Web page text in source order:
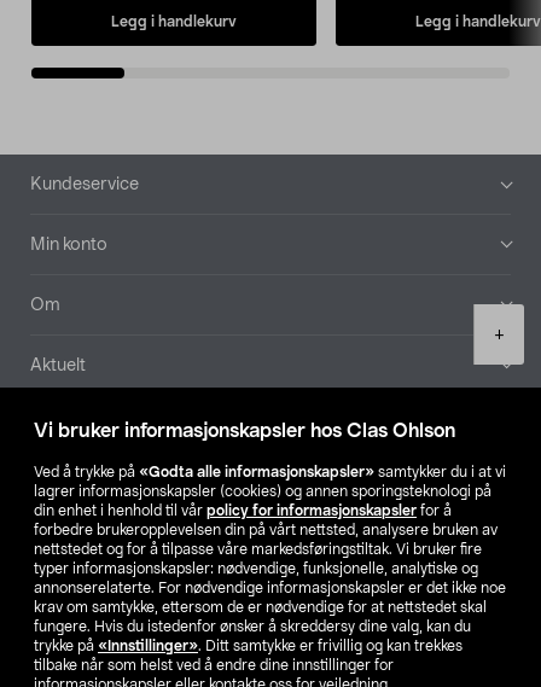
Vi bruker informasjonskapsler hos Clas Ohlson
Ved å trykke på «Godta alle informasjonskapsler» samtykker du i at vi
lagrer informasjonskapsler (cookies) og annen sporingsteknologi på
din enhet i henhold til vår policy for informasjonskapsler for å
forbedre brukeropplevelsen din på vårt nettsted, analysere bruken av
nettstedet og for å tilpasse våre markedsføringstiltak. Vi bruker fire
typer informasjonskapsler: nødvendige, funksjonelle, analytiske og
annonserelaterte. For nødvendige informasjonskapsler er det ikke noe
krav om samtykke, ettersom de er nødvendige for at nettstedet skal
fungere. Hvis du istedenfor ønsker å skreddersy dine valg, kan du
trykke på «Innstillinger». Ditt samtykke er frivillig og kan trekkes
tilbake når som helst ved å endre dine innstillinger for
+
Legg i handlekurv Legg i handlekurv
Bunntekst
Kundeservice
Min konto
Om
Aktuelt
Våre selskaper
Finn din butikk
SE NO FI